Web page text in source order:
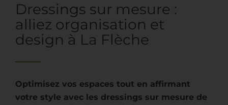
Dressings sur mesure :
alliez organisation et
design à La Flèche
Optimisez vos espaces tout en affirmant
votre style avec les dressings sur mesure de